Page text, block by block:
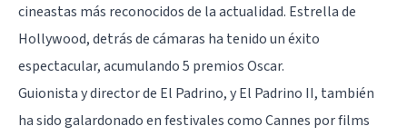
cineastas más reconocidos de la actualidad. Estrella de
Hollywood, detrás de cámaras ha tenido un éxito
espectacular, acumulando 5 premios Oscar.
Guionista y director de El Padrino, yEl Padrino II, también
ha sido galardonado en festivales como Cannes por films